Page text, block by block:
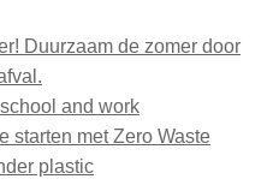
Duurzaam de zomer door
and work
starten met Zero Waste
plastic